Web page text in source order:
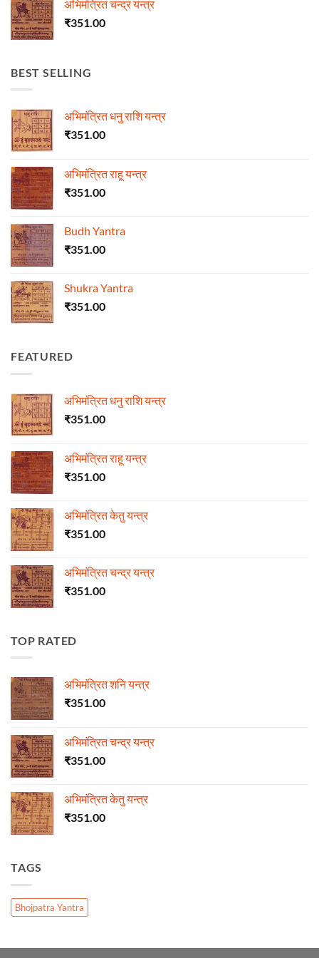
अभिमंत्रित चन्द्र यन्त्र
₹351.00
BEST SELLING
अभिमंत्रित धनु राशि यन्त्र
₹351.00
अभिमंत्रित राहू यन्त्र
₹351.00
Budh Yantra
₹351.00
Shukra Yantra
₹351.00
FEATURED
अभिमंत्रित धनु राशि यन्त्र
₹351.00
अभिमंत्रित राहू यन्त्र
₹351.00
अभिमंत्रित केतु यन्त्र
₹351.00
अभिमंत्रित चन्द्र यन्त्र
₹351.00
TOP RATED
अभिमंत्रित शनि यन्त्र
₹351.00
अभिमंत्रित चन्द्र यन्त्र
₹351.00
अभिमंत्रित केतु यन्त्र
₹351.00
TAGS
Bhojpatra Yantra